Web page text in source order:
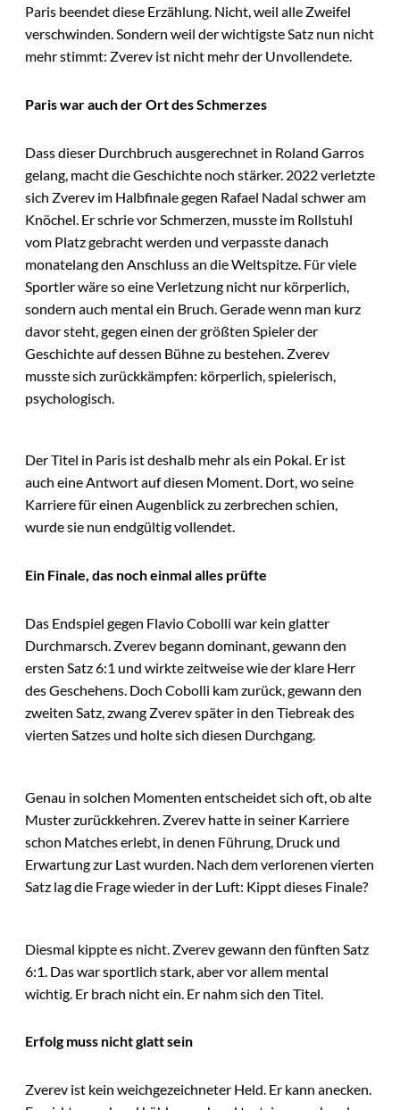
Paris beendet diese Erzählung. Nicht, weil alle Zweifel
verschwinden. Sondern weil der wichtigste Satz nun nicht
mehr stimmt: Zverev ist nicht mehr der Unvollendete.
Paris war auch der Ort des Schmerzes
Dass dieser Durchbruch ausgerechnet in Roland Garros
gelang, macht die Geschichte noch stärker. 2022 verletzte
sich Zverev im Halbfinale gegen Rafael Nadal schwer am
Knöchel. Er schrie vor Schmerzen, musste im Rollstuhl
vom Platz gebracht werden und verpasste danach
monatelang den Anschluss an die Weltspitze. Für viele
Sportler wäre so eine Verletzung nicht nur körperlich,
sondern auch mental ein Bruch. Gerade wenn man kurz
davor steht, gegen einen der größten Spieler der
Geschichte auf dessen Bühne zu bestehen. Zverev
musste sich zurückkämpfen: körperlich, spielerisch,
psychologisch.
Der Titel in Paris ist deshalb mehr als ein Pokal. Er ist
auch eine Antwort auf diesen Moment. Dort, wo seine
Karriere für einen Augenblick zu zerbrechen schien,
wurde sie nun endgültig vollendet.
Ein Finale, das noch einmal alles prüfte
Das Endspiel gegen Flavio Cobolli war kein glatter
Durchmarsch. Zverev begann dominant, gewann den
ersten Satz 6:1 und wirkte zeitweise wie der klare Herr
des Geschehens. Doch Cobolli kam zurück, gewann den
zweiten Satz, zwang Zverev später in den Tiebreak des
vierten Satzes und holte sich diesen Durchgang.
Genau in solchen Momenten entscheidet sich oft, ob alte
Muster zurückkehren. Zverev hatte in seiner Karriere
schon Matches erlebt, in denen Führung, Druck und
Erwartung zur Last wurden. Nach dem verlorenen vierten
Satz lag die Frage wieder in der Luft: Kippt dieses Finale?
Diesmal kippte es nicht. Zverev gewann den fünften Satz
6:1. Das war sportlich stark, aber vor allem mental
wichtig. Er brach nicht ein. Er nahm sich den Titel.
Erfolg muss nicht glatt sein
Zverev ist kein weichgezeichneter Held. Er kann anecken.